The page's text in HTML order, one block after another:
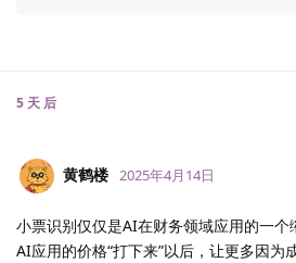
5 天 后
黄鹤楼 2025年4月14日
小票识别仅仅是AI在财务领域应用的一
AI应用的价格“打下来”以后，让更多因为